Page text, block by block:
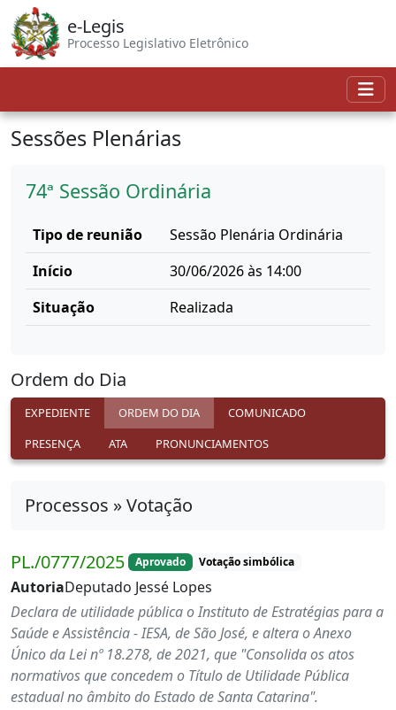
e-Legis
Processo Legislativo Eletrônico
Sessões Plenárias
74ª Sessão Ordinária
Tipo de reunião
Sessão Plenária Ordinária
Início
30/06/2026 às 14:00
Situação
Realizada
Ordem do Dia
EXPEDIENTE ORDEM DO DIA
COMUNICADO
PRESENÇA
ATA PRONUNCIAMENTOS
Processos » Votação
PL./0777/2025 Aprovado Votação simbólica
AutoriaDeputado Jessé Lopes
Declara de utilidade pública o Instituto de Estratégias para a
Saúde e Assistência - IESA, de São José, e altera o Anexo
Único da Lei nº 18.278, de 2021, que "Consolida os atos
normativos que concedem o Título de Utilidade Pública
estadual no âmbito do Estado de Santa Catarina".